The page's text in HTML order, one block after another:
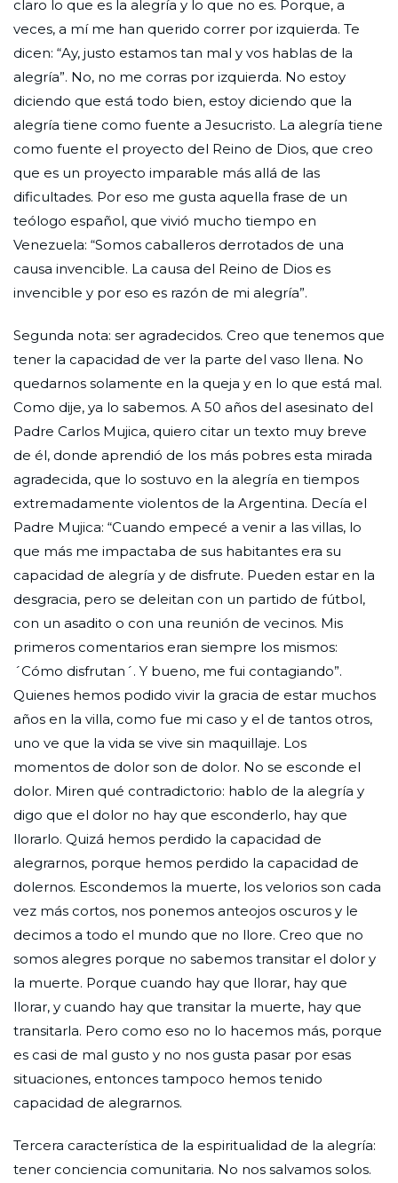
claro lo que es la alegría y lo que no es. Porque, a
veces, a mí me han querido correr por izquierda. Te
dicen: “Ay, justo estamos tan mal y vos hablas de la
alegría”. No, no me corras por izquierda. No estoy
diciendo que está todo bien, estoy diciendo que la
alegría tiene como fuente a Jesucristo. La alegría tiene
como fuente el proyecto del Reino de Dios, que creo
que es un proyecto imparable más allá de las
dificultades. Por eso me gusta aquella frase de un
teólogo español, que vivió mucho tiempo en
Venezuela: “Somos caballeros derrotados de una
causa invencible. La causa del Reino de Dios es
invencible y por eso es razón de mi alegría”.
Segunda nota: ser agradecidos. Creo que tenemos que
tener la capacidad de ver la parte del vaso llena. No
quedarnos solamente en la queja y en lo que está mal.
Como dije, ya lo sabemos. A 50 años del asesinato del
Padre Carlos Mujica, quiero citar un texto muy breve
de él, donde aprendió de los más pobres esta mirada
agradecida, que lo sostuvo en la alegría en tiempos
extremadamente violentos de la Argentina. Decía el
Padre Mujica: “Cuando empecé a venir a las villas, lo
que más me impactaba de sus habitantes era su
capacidad de alegría y de disfrute. Pueden estar en la
desgracia, pero se deleitan con un partido de fútbol,
con un asadito o con una reunión de vecinos. Mis
primeros comentarios eran siempre los mismos:
´Cómo disfrutan´. Y bueno, me fui contagiando”.
Quienes hemos podido vivir la gracia de estar muchos
años en la villa, como fue mi caso y el de tantos otros,
uno ve que la vida se vive sin maquillaje. Los
momentos de dolor son de dolor. No se esconde el
dolor. Miren qué contradictorio: hablo de la alegría y
digo que el dolor no hay que esconderlo, hay que
llorarlo. Quizá hemos perdido la capacidad de
alegrarnos, porque hemos perdido la capacidad de
dolernos. Escondemos la muerte, los velorios son cada
vez más cortos, nos ponemos anteojos oscuros y le
decimos a todo el mundo que no llore. Creo que no
somos alegres porque no sabemos transitar el dolor y
la muerte. Porque cuando hay que llorar, hay que
llorar, y cuando hay que transitar la muerte, hay que
transitarla. Pero como eso no lo hacemos más, porque
es casi de mal gusto y no nos gusta pasar por esas
situaciones, entonces tampoco hemos tenido
capacidad de alegrarnos.
Tercera característica de la espiritualidad de la alegría:
tener conciencia comunitaria. No nos salvamos solos.